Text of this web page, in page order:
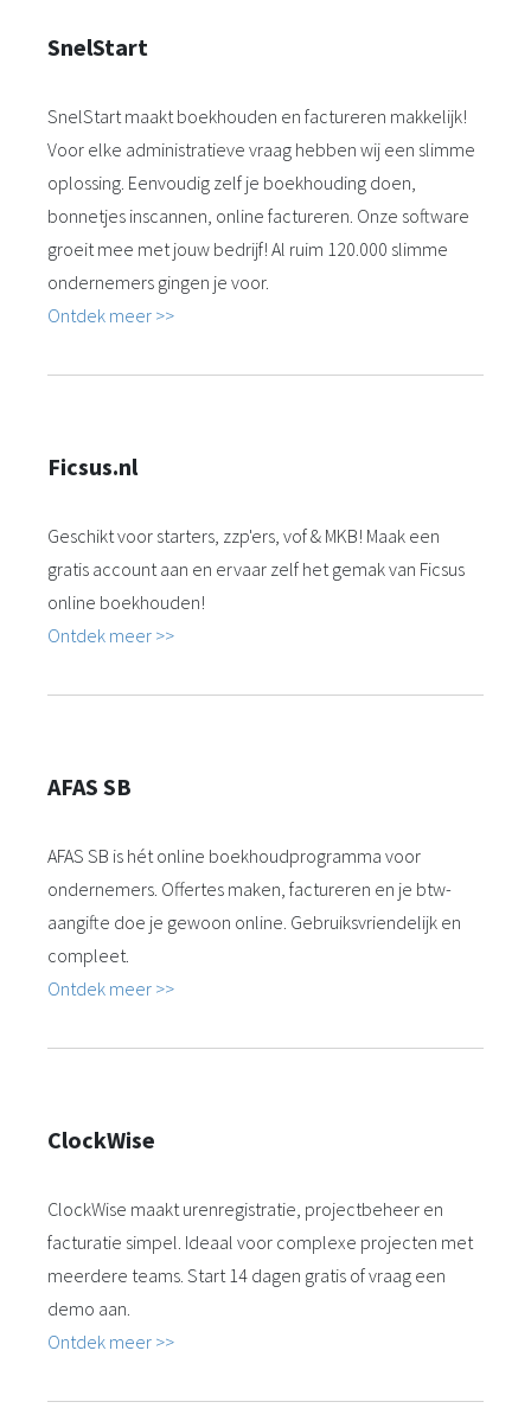
SnelStart
SnelStart maakt boekhouden en factureren makkelijk!
Voor elke administratieve vraag hebben wij een slimme
oplossing. Eenvoudig zelf je boekhouding doen,
bonnetjes inscannen, online factureren. Onze software
groeit mee met jouw bedrijf! Al ruim 120.000 slimme
ondernemers gingen je voor.
Ontdek meer >>
Ficsus.nl
Geschikt voor starters, zzp'ers, vof & MKB! Maak een
gratis account aan en ervaar zelf het gemak van Ficsus
online boekhouden!
Ontdek meer >>
AFAS SB
AFAS SB is hét online boekhoudprogramma voor
ondernemers. Offertes maken, factureren en je btw-
aangifte doe je gewoon online. Gebruiksvriendelijk en
compleet.
Ontdek meer >>
ClockWise
ClockWise maakt urenregistratie, projectbeheer en
facturatie simpel. Ideaal voor complexe projecten met
meerdere teams. Start 14 dagen gratis of vraag een
demo aan.
Ontdek meer >>